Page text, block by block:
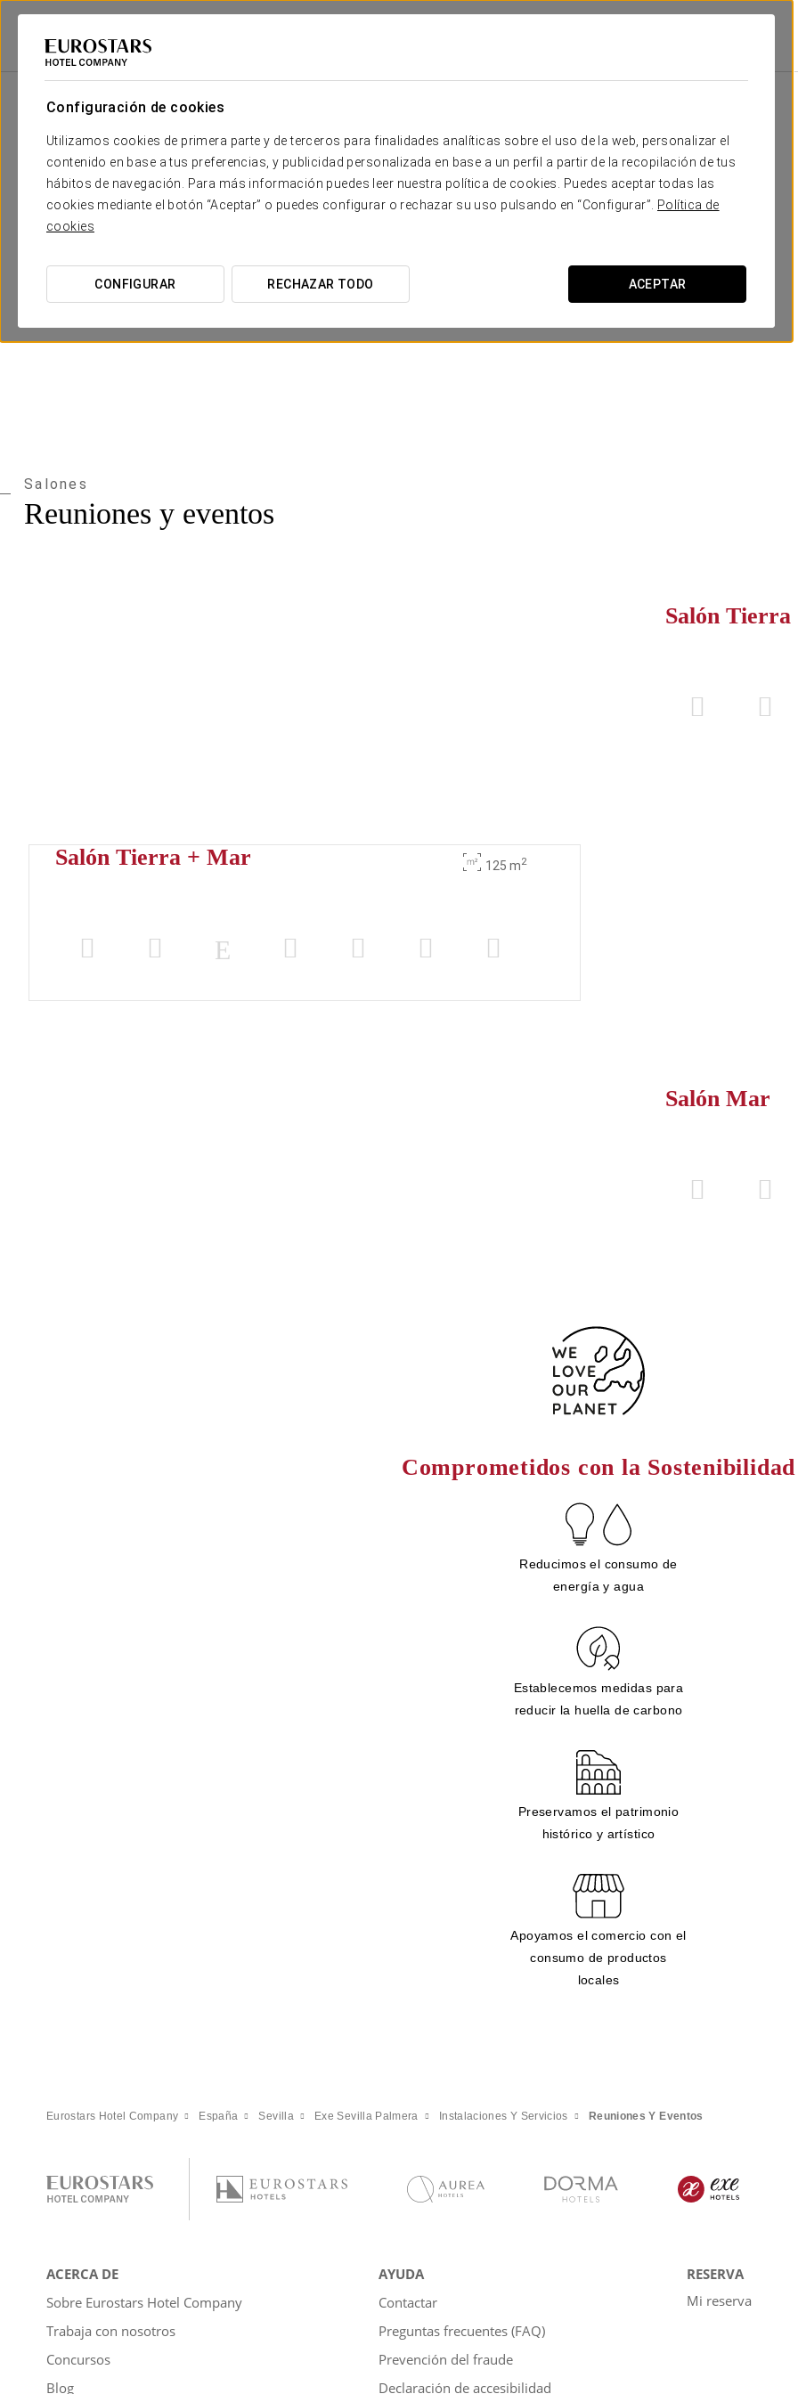
Configuración de cookies
Utilizamos cookies de primera parte y de terceros para finalidades analíticas sobre el uso de la web, personalizar el
contenido en base a tus preferencias, y publicidad personalizada en base a un perfil a partir de la recopilación de tus
hábitos de navegación. Para más información puedes leer nuestra política de cookies. Puedes aceptar todas las
cookies mediante el botón “Aceptar” o puedes configurar o rechazar su uso pulsando en “Configurar”.
Política de
cookies
CONFIGURAR RECHAZAR TODO ACEPTAR
Tu evento en
Salones
Reuniones y eventos
Sala
Salón Tierra
Salón Tierra + Mar 125 m 2 x 80 120 90
Salón Mar 55 m2 x 25 50 25
Salón Tierra
Salón Tierra + Mar 125 m2
Salón Mar
Comprometidos con la Sostenibilidad
Reducimos el consumo de
energía y agua
Establecemos medidas para
reducir la huella de carbono
Preservamos el patrimonio
histórico y artístico
Apoyamos el comercio con el
consumo de productos
locales
Eurostars Hotel Company España Sevilla Exe Sevilla Palmera Instalaciones Y Servicios Reuniones Y Eventos
ACERCA DE
Sobre Eurostars Hotel Company
Trabaja con nosotros
Concursos
Blog
AYUDA
Contactar
Preguntas frecuentes (FAQ)
Prevención del fraude
Declaración de accesibilidad
RESERVA
Mi reserva